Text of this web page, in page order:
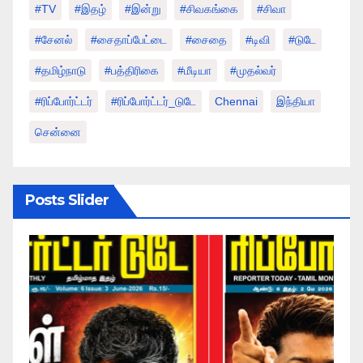
#TV #இதழ் #இன்று #சிவகங்கை #சிவா
#சேனல் #சைதாப்பேட்டை #சைதை #டிவி #டுடே
#தமிழ்நாடு #பத்திரிகை #மீடியா #முதல்வர்
#ரிப்போர்ட்டர் #ரிப்போர்ட்டர்_டுடே Chennai இந்தியா
சென்னை
Posts Slider